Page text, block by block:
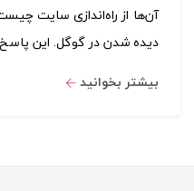
آن‌ها از راه‌اندازی سایت
دیده شدن در گوگل. این
بیشتر بخوانید